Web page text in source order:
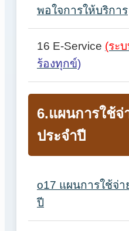
พอใจการให้บริการ
16 E-Service (ระ
ร้องทุกข์)
6.แผนการใช้
ประจำปี
o17 แผนการใช้จ่
ปี